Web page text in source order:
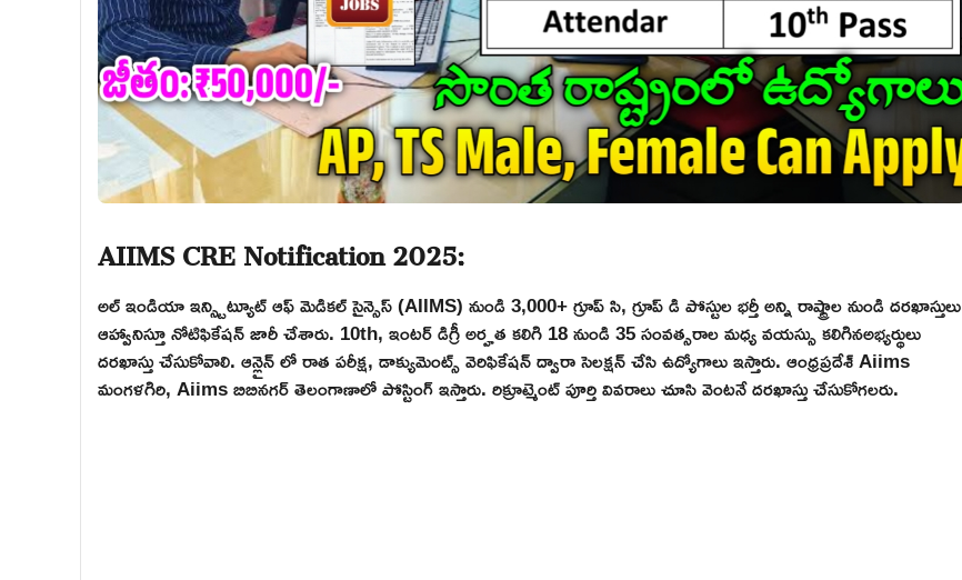
AIIMS CRE Notification 2025:
అల్ ఇండియా ఇన్స్టిట్యూట్ ఆఫ్ మెడికల్ సైన్సెస్ (AIIMS) నుండి 3,000+ గ్రూప్ సి, గ్రూప్ డి పోస్టుల భర్తీ అన్ని రాష్ట్రాల నుండి దరఖాస్తులు
ఆహ్వానిస్తూ నోటిఫికేషన్ జారీ చేశారు. 10th, ఇంటర్ డిగ్రీ అర్హత కలిగి 18 నుండి 35 సంవత్సరాల మధ్య వయస్సు కలిగినఅభ్యర్థులు
దరఖాస్తు చేసుకోవాలి. ఆన్లైన్ లో రాత పరీక్ష, డాక్యుమెంట్స్ వెరిఫికేషన్ ద్వారా సెలక్షన్ చేసి ఉద్యోగాలు ఇస్తారు. ఆంధ్రప్రదేశ్ Aiims
మంగళగిరి, Aiims బిబినగర్ తెలంగాణాలో పోస్టింగ్ ఇస్తారు. రిక్రూట్మెంట్ పూర్తి వివరాలు చూసి వెంటనే దరఖాస్తు చేసుకోగలరు.